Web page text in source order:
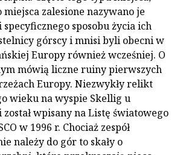
miejsca zalesione nazywano je
sposobu życia ich
górscy i mnisi byli obecni w
Europy również wcześniej. O
mówią liczne ruiny pierwszych
Europy. Niezwykły relikt
wieku na wyspie Skellig u
wpisany na Listę światowego
w 1996 r. Chociaż zespół
należy do gór to skały o